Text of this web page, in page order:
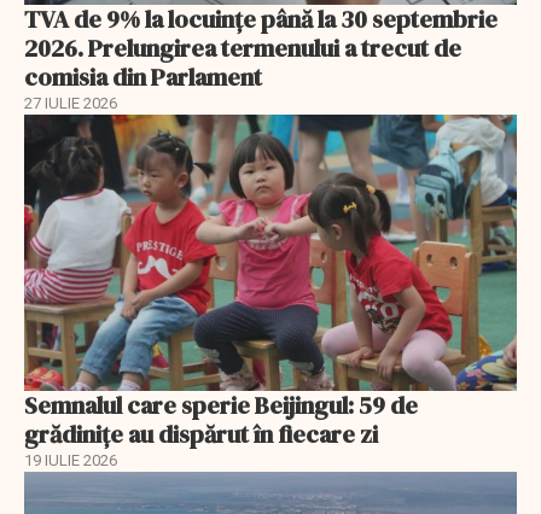
TVA de 9% la locuințe până la 30 septembrie
2026. Prelungirea termenului a trecut de
comisia din Parlament
27 IULIE 2026
Semnalul care sperie Beijingul: 59 de
grădinițe au dispărut în fiecare zi
19 IULIE 2026